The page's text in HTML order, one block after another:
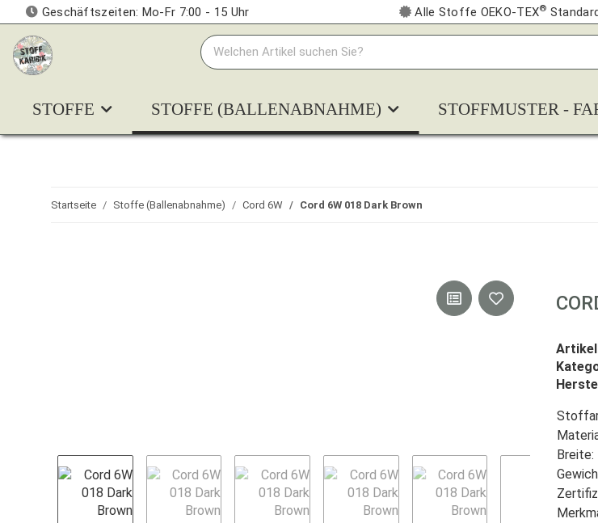
Geschäftszeiten: Mo-Fr 7:00 - 15 Uhr Alle Stoffe OEKO-TEX®
STOFFE STOFFE (BALLENABNAHME) STOFFMUSTER -
Startseite Stoffe (Ballenabnahme) Cord 6W Cord 6W 018 Dark Brown
Breite: